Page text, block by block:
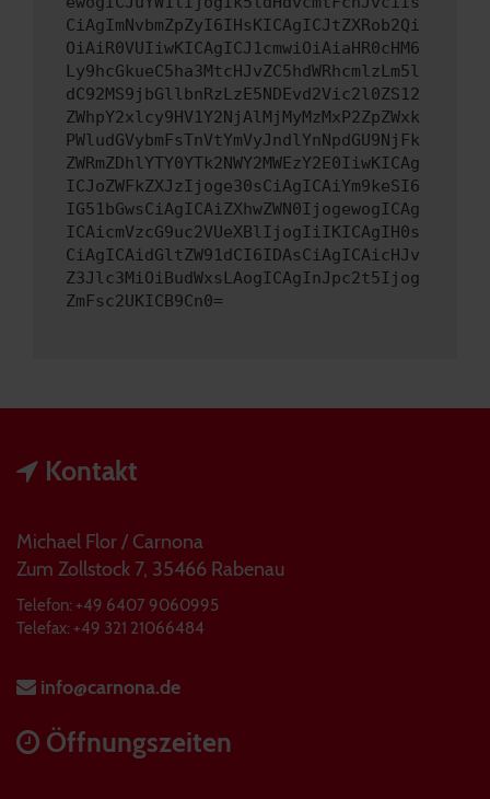
CiAgImNvbmZpZyI6IHsKICAgICJtZXRob2Qi
OiAiR0VUIiwKICAgICJ1cmwiOiAiaHR0cHM6
Ly9hcGkueC5ha3MtcHJvZC5hdWRhcmlzLm5l
dC92MS9jbGllbnRzLzE5NDEvd2Vic2l0ZS12
ZWhpY2xlcy9HV1Y2NjAlMjMyMzMxP2ZpZWxk
PWludGVybmFsTnVtYmVyJndlYnNpdGU9NjFk
ZWRmZDhlYTY0YTk2NWY2MWEzY2E0IiwKICAg
ICJoZWFkZXJzIjoge30sCiAgICAiYm9keSI6
IG51bGwsCiAgICAiZXhwZWN0IjogewogICAg
ICAicmVzcG9uc2VUeXBlIjogIiIKICAgIH0s
CiAgICAidGltZW91dCI6IDAsCiAgICAicHJv
Z3Jlc3MiOiBudWxsLAogICAgInJpc2t5Ijog
ZmFsc2UKICB9Cn0=
Kontakt
Michael Flor / Carnona
Zum Zollstock 7, 35466 Rabenau
Telefon: +49 6407 9060995
Telefax: +49 321 21066484
info@carnona.de
Öffnungszeiten